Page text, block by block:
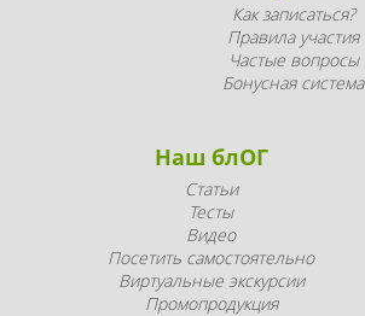
Как записаться?
Правила участия
Частые вопросы
Бонусная система
Наш блОГ
Статьи
Тесты
Видео
Посетить самостоятельно
Виртуальные экскурсии
Промопродукция